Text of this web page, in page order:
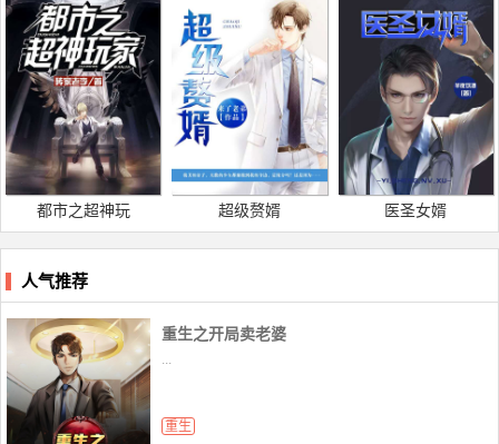
都市之超神玩 超级赘婿 医圣女婿
人气推荐
重生之开局卖老婆
重生